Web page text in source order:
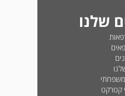
שלנו
משפחתי
קטרקט